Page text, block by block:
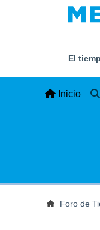
El
Inicio
Foro de